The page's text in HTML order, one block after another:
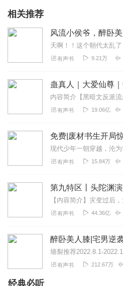
相关推荐
有声书 9.21万
有声书 19.06亿
有声书 15.84万
有声书 44.36亿
有声书 212.67万
经典必听